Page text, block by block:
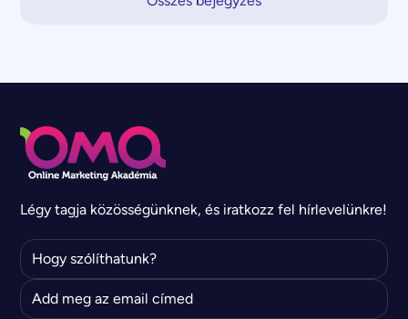
Légy tagja közösségünknek, és iratkozz fel hírlevelünkre!